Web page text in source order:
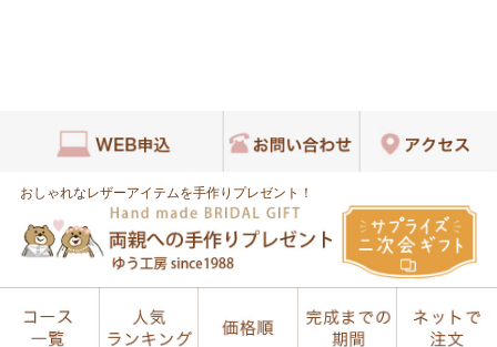
おしゃれなレザーアイテムを手作りプレゼント！